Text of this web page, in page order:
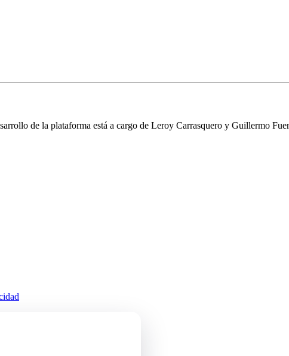
de la plataforma está a cargo de Leroy Carrasquero y Guillermo